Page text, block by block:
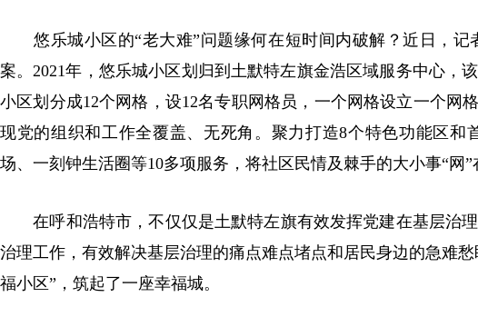
悠乐城小区的“老大难”问题缘何在短时间内破解？近日，记
案。2021年，悠乐城小区划归到土默特左旗金浩区域服务中心，
小区划分成12个网格，设12名专职网格员，一个网格设立一个网
现党的组织和工作全覆盖、无死角。聚力打造8个特色功能区
场、一刻钟生活圈等10多项服务，将社区民情及棘手的大小事“网”
在呼和浩特市，不仅仅是土默特左旗有效发挥党建在基层治
治理工作，有效解决基层治理的痛点难点堵点和居民身边的急难
福小区”，筑起了一座幸福城。